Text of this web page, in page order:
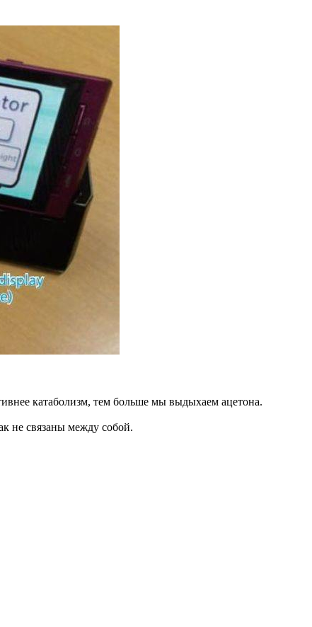
катаболизм, тем больше мы выдыхаем ацетона.
не связаны между собой.